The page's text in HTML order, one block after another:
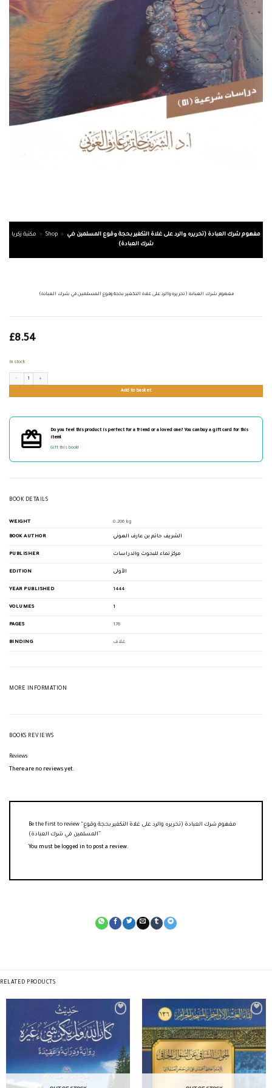
مكتبة زكريا » Shop » مفهوم شرك العبادة (تحريره والرد على غلاة التكفير بحجة وقوع المسلمين في
شرك العبادة)
مفهوم شرك العبادة (تحريره والرد على غلاة التكفير بحجة وقوع المسلمين في شرك العبادة)
£8.54
In stock
Add to basket
Do you feel this product is perfect for a friend or a loved one? You can buy a gift card for this
item!
Gift this book!
BOOK DETAILS
WEIGHT 0.206 kg
BOOK AUTHOR الشريف حاتم بن عارف العوني
PUBLISHER مركز نماء للبحوث والدراسات
EDITION الأولى
YEAR PUBLISHED 1444
VOLUMES 1
PAGES 176
BINDING غلاف
MORE INFORMATION
BOOKS REVIEWS
Reviews
There are no reviews yet.
Be the first to review “مفهوم شرك العبادة (تحريره والرد على غلاة التكفير بحجة وقوع
You must be logged in to post a review.
RELATED PRODUCTS